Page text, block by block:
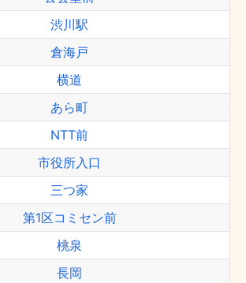
渋川駅
倉海戸
横道
あら町
NTT前
市役所入口
三つ家
第1区コミセン前
桃泉
長岡